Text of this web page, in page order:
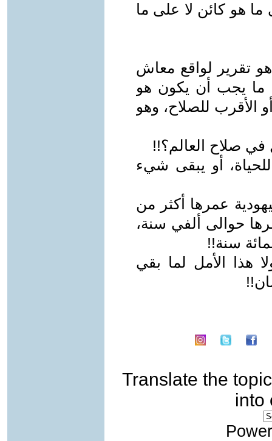
هو كائن لا على ما
تقرير لواقع معاش
ما يجب أن يكون هو
الأقرب للصلاح، وهو
في صلاح العالم؟!!
أو يبقى شيء
عمرها أكثر من
حوالى ألفي سنة،
سنة!!
هذا الأمل لما بقي
Translate the topic
into